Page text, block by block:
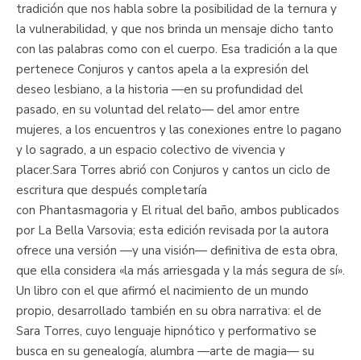
tradición que nos habla sobre la posibilidad de la ternura y
la vulnerabilidad, y que nos brinda un mensaje dicho tanto
con las palabras como con el cuerpo. Esa tradición a la que
pertenece Conjuros y cantos apela a la expresión del
deseo lesbiano, a la historia —en su profundidad del
pasado, en su voluntad del relato— del amor entre
mujeres, a los encuentros y las conexiones entre lo pagano
y lo sagrado, a un espacio colectivo de vivencia y
placer.Sara Torres abrió con Conjuros y cantos un ciclo de
escritura que después completaría
con Phantasmagoria y El ritual del baño, ambos publicados
por La Bella Varsovia; esta edición revisada por la autora
ofrece una versión —y una visión— definitiva de esta obra,
que ella considera «la más arriesgada y la más segura de sí».
Un libro con el que afirmó el nacimiento de un mundo
propio, desarrollado también en su obra narrativa: el de
Sara Torres, cuyo lenguaje hipnótico y performativo se
busca en su genealogía, alumbra —arte de magia— su